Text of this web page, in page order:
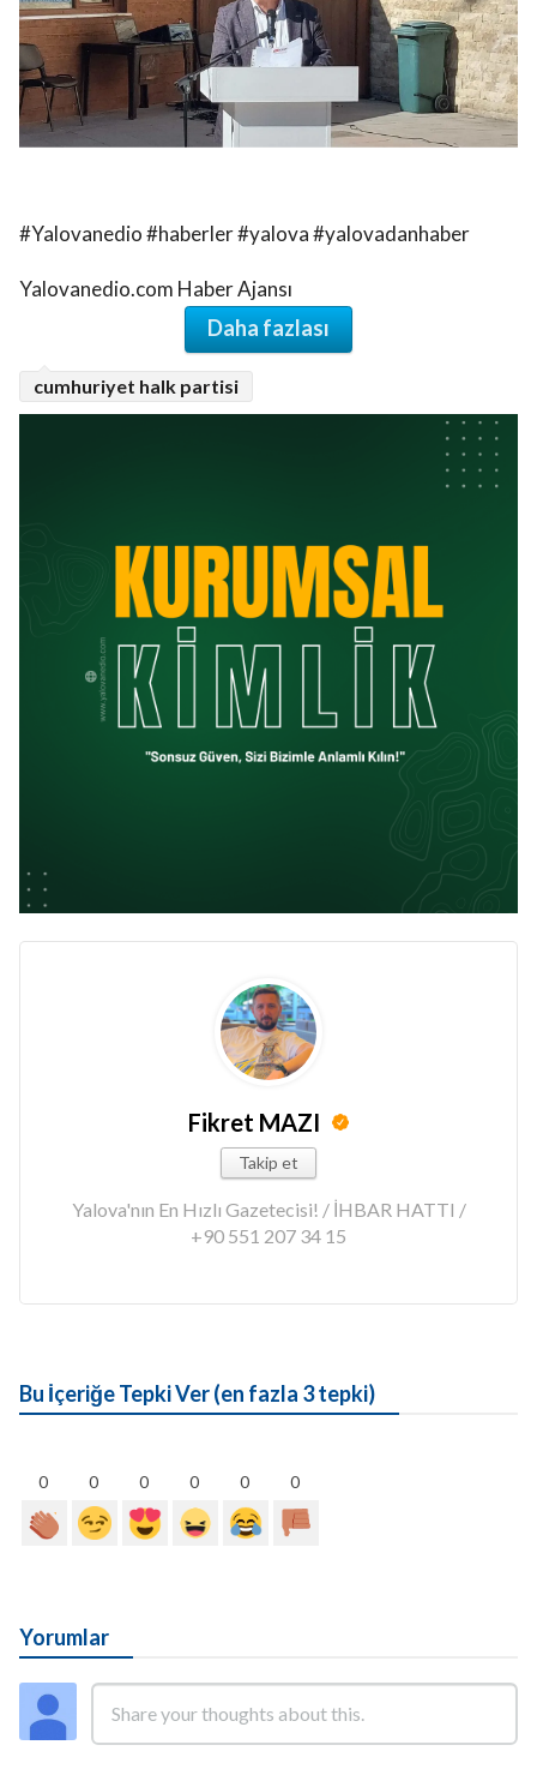
#Yalovanedio #haberler #yalova #yalovadanhaber
Yalovanedio.com Haber Ajansı
Daha fazlası
cumhuriyet halk partisi
Fikret MAZI
Takip et
Yalova'nın En Hızlı Gazetecisi! / İHBAR HATTI /
+90 551 207 34 15
Bu İçeriğe Tepki Ver (en fazla 3 tepki)
0 0 0 0 0 0
Yorumlar